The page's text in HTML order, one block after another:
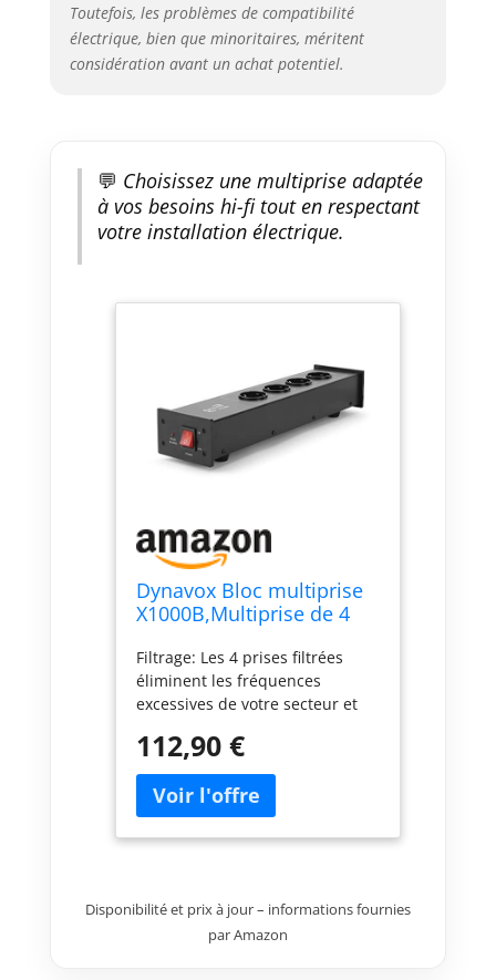
Toutefois, les problèmes de compatibilité
électrique, bien que minoritaires, méritent
considération avant un achat potentiel.
💬 Choisissez une multiprise adaptée
à vos besoins hi-fi tout en respectant
votre installation électrique.
Dynavox Bloc multiprise
X1000B,Multiprise de 4
(Shuko) filtrées, LED
témoin de branchement
de la Phase, Coloris Noir
Filtrage: Les 4 prises filtrées
éliminent les fréquences
excessives de votre secteur et
bourdonnement Boîtier : le
boîtier de haute qualité au
design classique de la barre de
prise est durable et stable - Les
cadres en aluminium brossé
Branchements: 4 fiches terre
allemandes Schuko pour
112,90 €
Disponibilité et prix à jour – informations fournies
par Amazon